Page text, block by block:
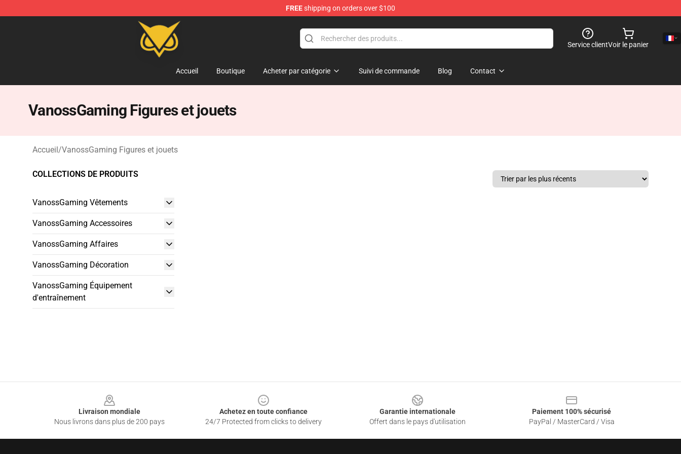
FREEshipping on orders over $100
Vanossgaming Store - Official Vanossgaming Merchandise Shop
Service clientVoir le panier
Accueil Boutique Acheter par catégorie Suivi de commande Blog Contact
VanossGaming Figures et jouets
Accueil/VanossGaming Figures et jouets
COLLECTIONS DE PRODUITS
VanossGaming Vêtements
VanossGaming Accessoires
VanossGaming Affaires
VanossGaming Décoration
VanossGaming Équipement
d'entraînement
Livraison mondiale
Nous livrons dans plus de 200 pays
Achetez en toute confiance
24/7 Protected from clicks to delivery
Garantie internationale
Offert dans le pays d'utilisation
Paiement 100% sécurisé
PayPal / MasterCard / Visa